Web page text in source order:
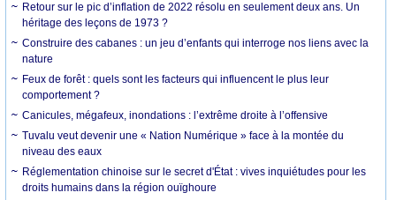
Retour sur le pic d’inflation de 2022 résolu en seulement deux ans. Un
héritage des leçons de 1973 ?
Construire des cabanes : un jeu d’enfants qui interroge nos liens avec la
nature
Feux de forêt : quels sont les facteurs qui influencent le plus leur
comportement ?
Canicules, mégafeux, inondations : l’extrême droite à l’offensive
Tuvalu veut devenir une « Nation Numérique » face à la montée du
niveau des eaux
Réglementation chinoise sur le secret d'État : vives inquiétudes pour les
droits humains dans la région ouïghoure